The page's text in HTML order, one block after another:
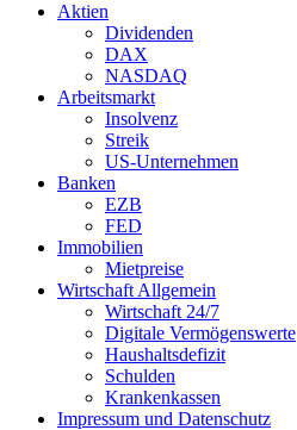
Aktien
Dividenden
DAX
NASDAQ
Arbeitsmarkt
Insolvenz
Streik
US-Unternehmen
Banken
EZB
FED
Immobilien
Mietpreise
Wirtschaft Allgemein
Wirtschaft 24/7
Digitale Vermögenswerte
Haushaltsdefizit
Schulden
Krankenkassen
Impressum und Datenschutz